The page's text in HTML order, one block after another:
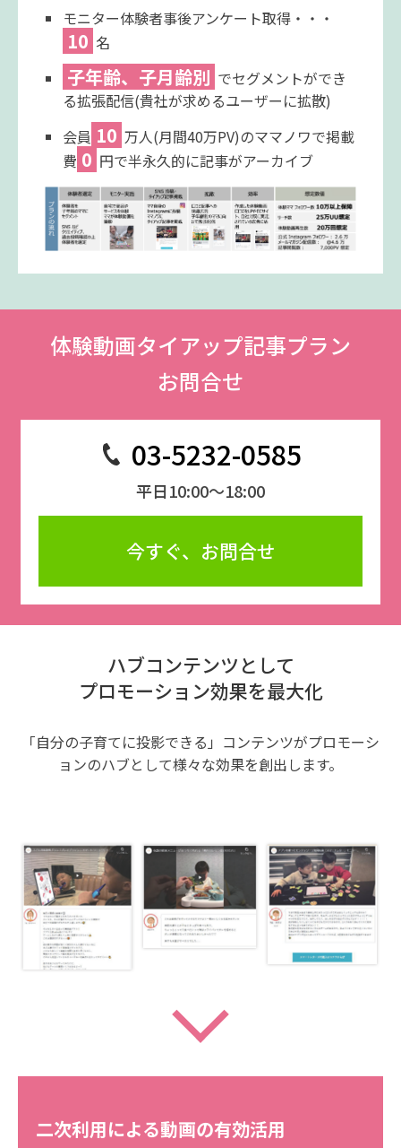
モニター体験者事後アンケート取得・・・
10 名
子年齢、子月齢別 でセグメントができ
る拡張配信(貴社が求めるユーザーに拡散)
会員 10 万人(月間40万PV)のママノワで掲載
費 0 円で半永久的に記事がアーカイブ
体験動画タイアップ記事プラン
お問合せ
03-5232-0585
平日10:00～18:00
今すぐ、お問合せ
ハブコンテンツとして
プロモーション効果を最大化
「自分の子育てに投影できる」コンテンツがプロモーシ
ョンのハブとして様々な効果を創出します。
二次利用による動画の有効活用